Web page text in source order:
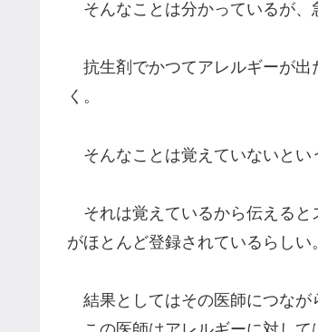
そんなことは分かっているが、
抗生剤でかつてアレルギーが出
く。
そんなことは覚えていないとい
それは覚えているから伝えると
がほとんど登録されているらしい。
結果としてはその医師につなが